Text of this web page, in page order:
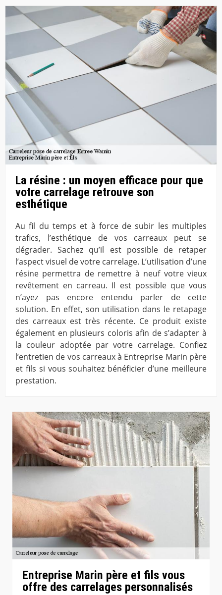
La résine : un moyen efficace pour que
votre carrelage retrouve son
esthétique
Au fil du temps et à force de subir les multiples
trafics, l’esthétique de vos carreaux peut se
dégrader. Sachez qu’il est possible de retaper
l’aspect visuel de votre carrelage. L’utilisation d’une
résine permettra de remettre à neuf votre vieux
revêtement en carreau. Il est possible que vous
n’ayez pas encore entendu parler de cette
solution. En effet, son utilisation dans le retapage
des carreaux est très récente. Ce produit existe
également en plusieurs coloris afin de s’adapter à
la couleur adoptée par votre carrelage. Confiez
l’entretien de vos carreaux à Entreprise Marin père
et fils si vous souhaitez bénéficier d’une meilleure
prestation.
Entreprise Marin père et fils vous
offre des carrelages personnalisés